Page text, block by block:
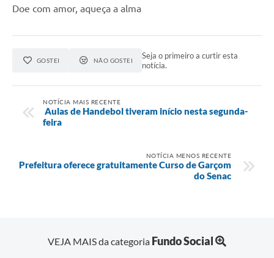
Doe com amor, aqueça a alma
GOSTEI NÃO GOSTEI
Seja o primeiro a curtir esta
notícia.
NOTÍCIA MAIS RECENTE
Aulas de Handebol tiveram início nesta segunda-
feira
NOTÍCIA MENOS RECENTE
Prefeitura oferece gratuitamente Curso de Garçom
do Senac
VEJA MAIS da categoria Fundo Social